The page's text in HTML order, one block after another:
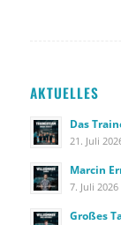
AKTUELLES
Das
21. Juli
Marcin
7. Juli 2026
Großes